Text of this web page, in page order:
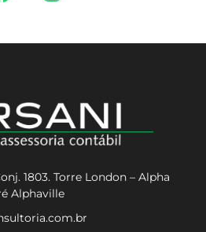
1803. Torre London – Alpha
Alphaville